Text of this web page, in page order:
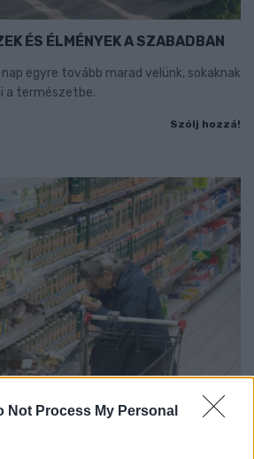
Not Process My Personal
ÉS ÉLMÉNYEK A SZABADBAN
egyre tovább marad velünk, sokaknak
a természetbe.
Szólj hozzá!
NEM VOLT ILYEN ALACSONY AZ